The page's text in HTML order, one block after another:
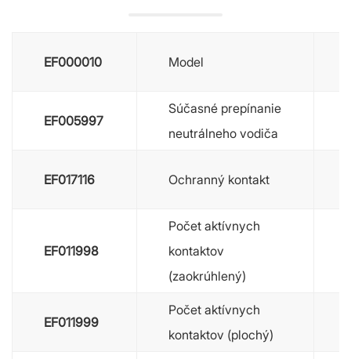
EF000010 Model
EF005997
Súčasné prepínanie
neutrálneho vodiča
EF017116 Ochranný kontakt
EF011998
Počet aktívnych
kontaktov
(zaokrúhlený)
EF011999
Počet aktívnych
kontaktov (plochý)